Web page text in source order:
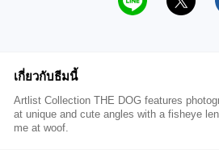
เกี่ยวกับธีมนี้
Artlist Collection THE DOG features
at unique and cute angles with a fisheye
me at woof.